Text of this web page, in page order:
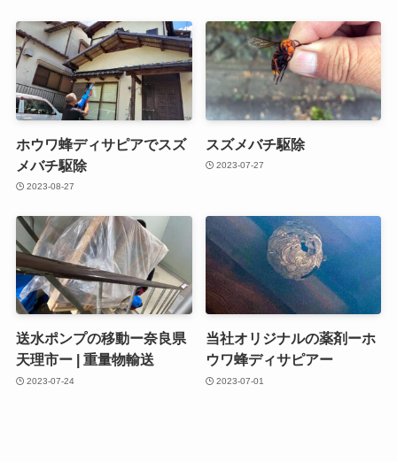
ホウワ蜂ディサピアでスズ
メバチ駆除
2023-08-27
スズメバチ駆除
2023-07-27
送水ポンプの移動ー奈良県
天理市ー | 重量物輸送
2023-07-24
当社オリジナルの薬剤ーホ
ウワ蜂ディサピアー
2023-07-01